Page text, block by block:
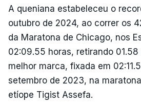
A queniana estabeleceu o
outubro de 2024, ao correr os
da Maratona de Chicago, nos
02:09.55 horas, retirando
melhor marca, fixada em
setembro de 2023, na
etíope Tigist Assefa.